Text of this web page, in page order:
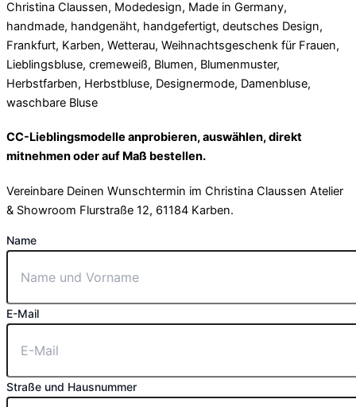
CC-Lieblingsmodelle anprobieren, auswählen, direkt
mitnehmen oder auf Maß bestellen.
Vereinbare Deinen Wunschtermin im Christina Claussen Atelier
& Showroom Flurstraße 12, 61184 Karben.
Name
E-Mail
Straße und Hausnummer